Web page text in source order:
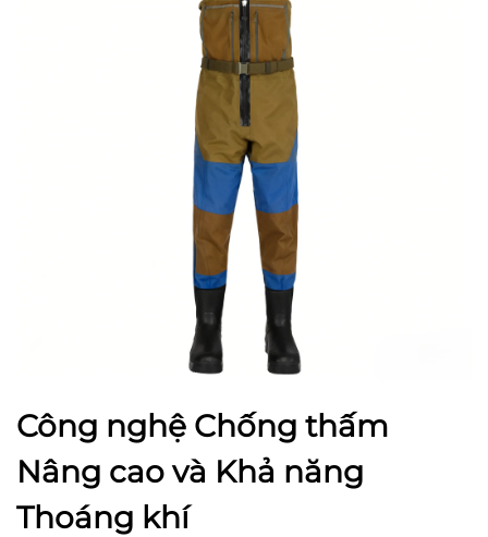
Công nghệ Chống thấm
Nâng cao và Khả năng
Thoáng khí